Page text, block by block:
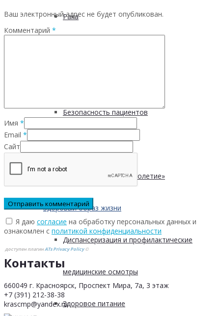
Рака
Безопасность пациентов
Школа ХНИЗ
Клуб «Сибирское долголетие»
Здоровый образ жизни
Диспансеризация и профилактические
медицинские осмотры
Здоровое питание
Ваш электронный адрес не будет опубликован.
Комментарий *
Имя *
Email *
Сайт
Я даю согласие на обработку персональных данных и
ознакомлен с политикой конфиденциальности
доступен плагинATs Privacy Policy©
Контакты
660049 г. Красноярск, Проспект Мира, 7а, 3 этаж
+7 (391) 212-38-38
krascmp@yandex.ru